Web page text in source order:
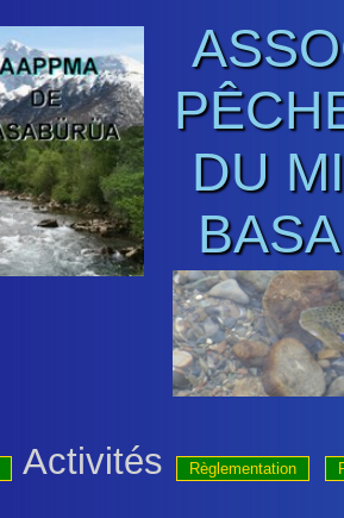
DU
Activités Règlementation